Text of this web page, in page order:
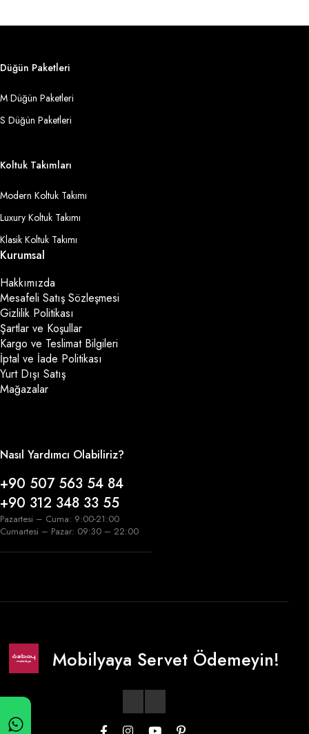
Düğün Paketleri
M Düğün Paketleri
S Düğün Paketleri
Koltuk Takımları
Modern Koltuk Takımı
Luxury Koltuk Takımı
Klasik Koltuk Takımı
Kurumsal
Hakkımızda
Mesafeli Satış Sözleşmesi
Gizlilik Politikası
Şartlar ve Koşullar
Kargo ve Teslimat Bilgileri
İptal ve İade Politikası
Yurt Dışı Satış
Mağazalar
Nasıl Yardımcı Olabiliriz?
+90 507 563 54 84
+90 312 348 33 55
Pazartesi – Cuma: 9:00-21:00
Cumartesi – Pazar: 09:30 – 22:00
Mobilyaya Servet Ödemeyin!